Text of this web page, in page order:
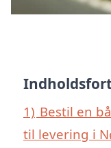
1) Bestil en
til levering i